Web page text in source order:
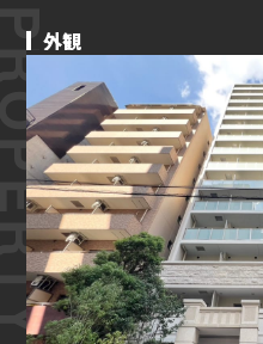
外観